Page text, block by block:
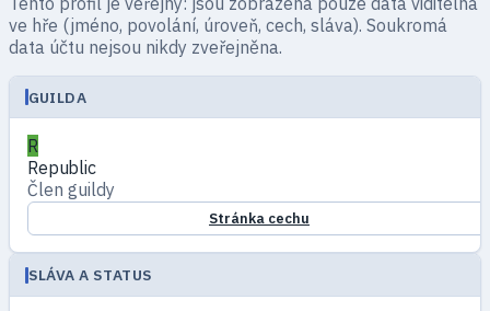
ve hře (jméno, povolání, úroveň, cech, sláva). Soukromá
data účtu nejsou nikdy zveřejněna.
GUILDA
R
Republic
Člen guildy
Stránka cechu
SLÁVA A STATUS